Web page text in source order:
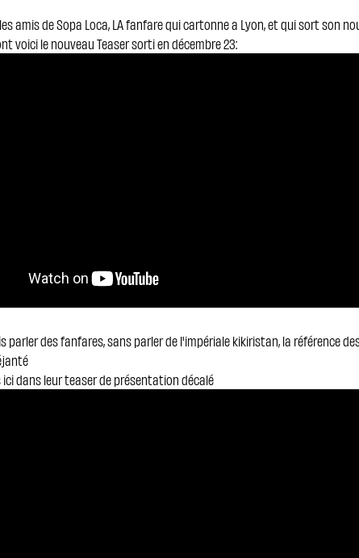
amis de Sopa Loca, LA fanfare qui cartonne a Lyon, et qui sort son
voici le nouveau Teaser sorti en décembre 23:
parler des fanfares, sans parler de l'impériale kikiristan, la référence
dans leur teaser de présentation décalé